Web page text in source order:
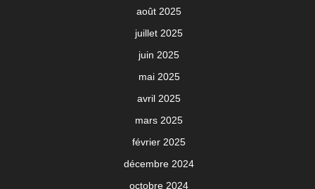
août 2025
juillet 2025
juin 2025
mai 2025
avril 2025
mars 2025
février 2025
décembre 2024
octobre 2024